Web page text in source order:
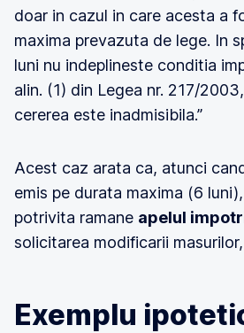
doar in cazul in care acesta a
maxima prevazuta de lege. In
luni nu indeplineste conditia
alin. (1) din Legea nr. 217/
cererea este inadmisibila.”
Acest caz arata ca, atunci
emis pe durata maxima (6
potrivita ramane apelul
solicitarea modificarii
Exemplu